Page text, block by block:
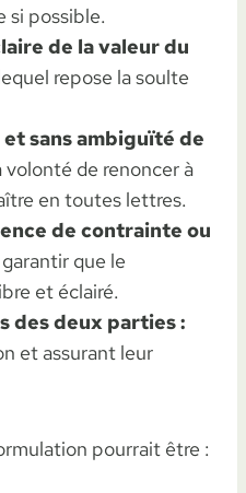
si possible.
de la valeur du
repose la soulte
sans ambiguïté de
volonté de renoncer à
en toutes lettres.
de contrainte ou
que le
et éclairé.
des deux parties :
et assurant leur
pourrait être :